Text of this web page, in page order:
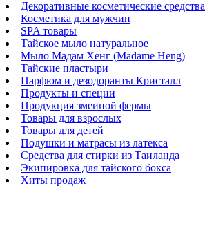
Декоративные косметические средства
Косметика для мужчин
SPA товары
Тайское мыло натуральное
Мыло Мадам Хенг (Madame Heng)
Тайские пластыри
Парфюм и дезодоранты Кристалл
Продукты и специи
Продукция змеиной фермы
Товары для взрослых
Товары для детей
Подушки и матрасы из латекса
Средства для стирки из Таиланда
Экипировка для тайского бокса
Хиты продаж